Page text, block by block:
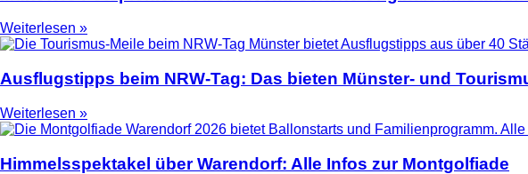
Weiterlesen »
Ausflugstipps beim NRW-Tag: Das bieten Münster- und
Weiterlesen »
Himmelsspektakel über Warendorf: Alle Infos zur Montgolfiade